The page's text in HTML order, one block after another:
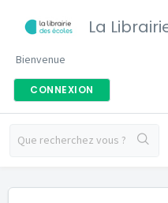
La
Bienvenue
CONNEXION